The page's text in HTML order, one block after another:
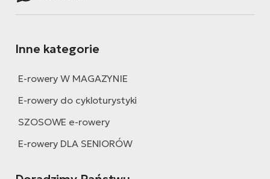
Inne kategorie
E-rowery W MAGAZYNIE
E-rowery do cykloturystyki
SZOSOWE e-rowery
E-rowery DLA SENIORÓW